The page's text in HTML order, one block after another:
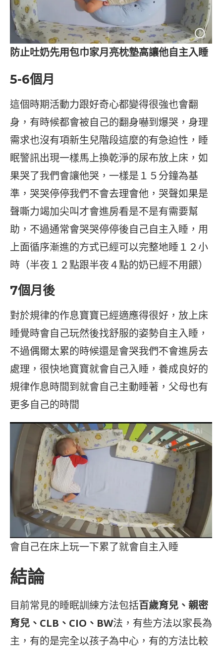
防止吐奶先用包巾家月亮枕墊高讓他自主入睡
5-6個月
這個時期活動力跟好奇心都變得很強也會翻
身，有時候都會被自己的翻身嚇到爆哭，身理
需求也沒有項新生兒階段這麼的有急迫性，睡
眠警訊出現一樣馬上換乾淨的尿布放上床，如
果哭了我們會讓他哭，一樣是１５分鐘為基
準，哭哭停停我們不會去理會他，哭聲如果是
聲嘶力竭加尖叫才會進房看是不是有需要幫
助，不過通常會哭哭停停後自己自主入睡，用
上面循序漸進的方式已經可以完整地睡１２小
時（半夜１２點跟半夜４點的奶已經不用餵）
7個月後
對於規律的作息寶寶已經適應得很好，放上床
睡覺時會自己玩然後找舒服的姿勢自主入睡，
不過偶爾太累的時候還是會哭我們不會進房去
處理，很快地寶寶就會自己入睡，養成良好的
規律作息時間到就會自己主動睡著，父母也有
更多自己的時間
會自己在床上玩一下累了就會自主入睡
結論
目前常見的睡眠訓練方法包括百歲育兒、親密
育兒、CLB、CIO、BW法，有些方法以家長為
主，有的是完全以孩子為中心，有的方法比較